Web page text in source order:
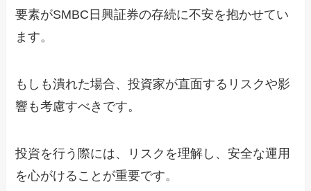
要素がSMBC日興証券の存続に不安を抱かせてい
ます。
もしも潰れた場合、投資家が直面するリスクや影
響も考慮すべきです。
投資を行う際には、リスクを理解し、安全な運用
を心がけることが重要です。